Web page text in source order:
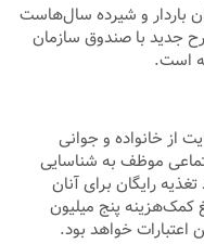
باردار و شیرده سال‌هاست
جدید با صندوق سازمان
است.
۲۴ قانون حمایت از خانواده و جوانی
موظف به شناسایی
رایگان برای آنان
کمک‌هزینه پنج میلیون
خواهد بود.